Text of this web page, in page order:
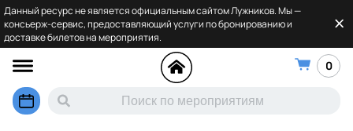
Данный ресурс не является официальным сайтом Лужников. Мы —
консьерж-сервис, предоставляющий услуги по бронированию и
доставке билетов на мероприятия.
0